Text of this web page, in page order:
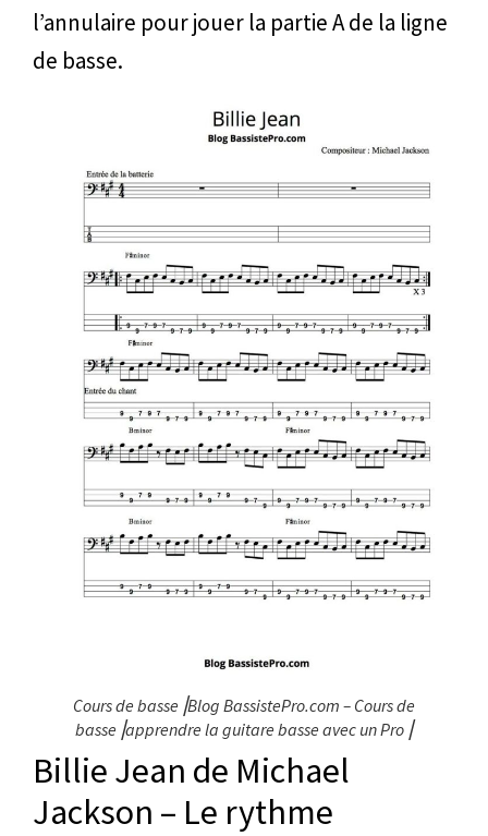
l’annulaire pour jouer la partie A de la ligne
de basse.
Cours de basse⎥Blog BassistePro.com – Cours de
basse⎥apprendre la guitare basse avec un Pro⎥
Billie Jean de Michael
Jackson – Le rythme